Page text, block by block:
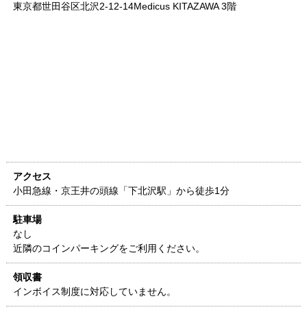
東京都世田谷区北沢2-12-14Medicus KITAZAWA 3階
アクセス
小田急線・京王井の頭線「下北沢駅」から徒歩1分
駐車場
なし
近隣のコインパーキングをご利用ください。
領収書
インボイス制度に対応していません。